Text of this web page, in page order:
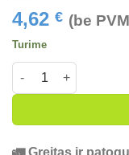
4,62 € (be
Turime
produkto kiekis:
🚛 Greitas ir